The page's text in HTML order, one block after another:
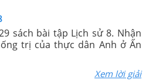
sách bài tập Lịch sử 8. Nhận
trị của thực dân Anh ở Ấn
Xem lời giải